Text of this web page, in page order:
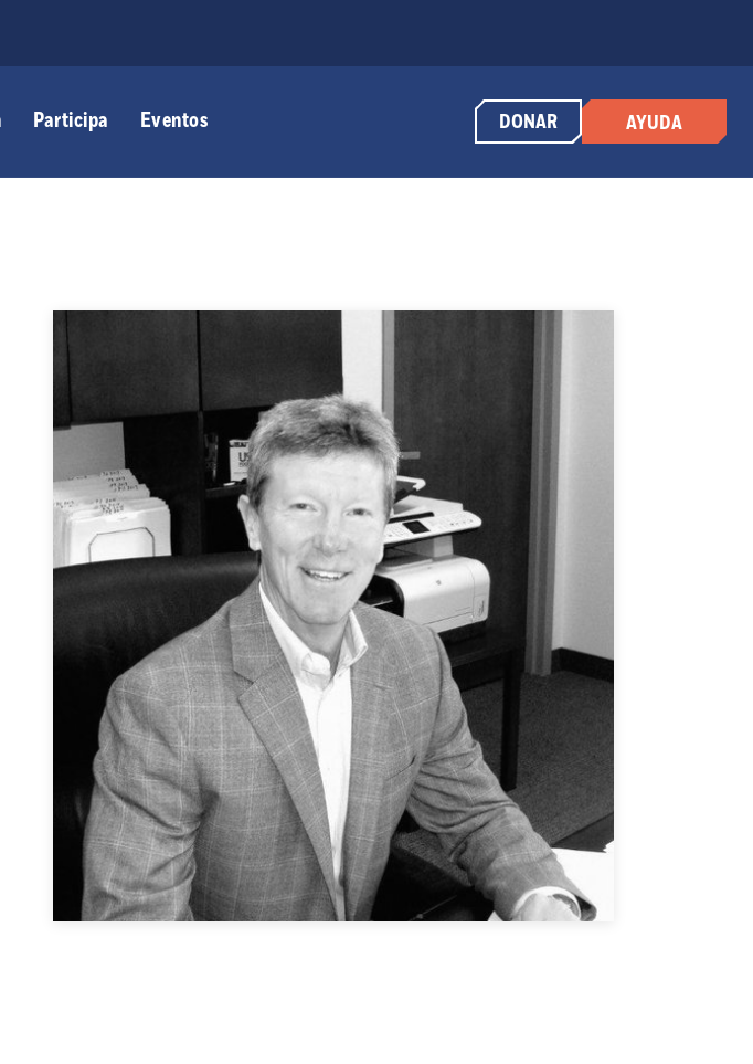
Participa Eventos DONAR AYUDA